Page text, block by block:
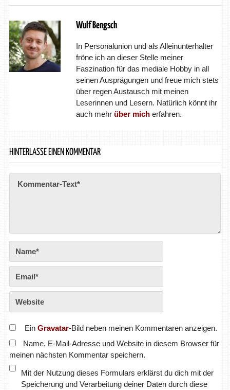
Wulf Bengsch
In Personalunion und als Alleinunterhalter
fröne ich an dieser Stelle meiner
Faszination für das mediale Hobby in all
seinen Ausprägungen und freue mich stets
über regen Austausch mit meinen
Leserinnen und Lesern. Natürlich könnt ihr
auch mehr über micherfahren.
HINTERLASSE EINEN KOMMENTAR
Ein Gravatar-Bild neben meinen Kommentaren anzeigen.
Name, E-Mail-Adresse und Website in diesem Browser für
meinen nächsten Kommentar speichern.
Mit der Nutzung dieses Formulars erklärst du dich mit der
Speicherung und Verarbeitung deiner Daten durch diese